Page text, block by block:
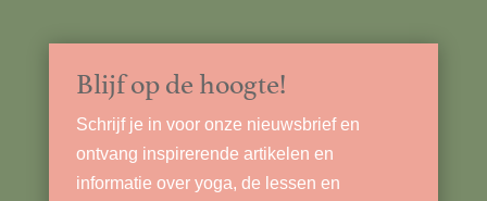
Blijf op de hoogte!
Schrijf je in voor onze nieuwsbrief en
ontvang inspirerende artikelen en
informatie over yoga, de lessen en